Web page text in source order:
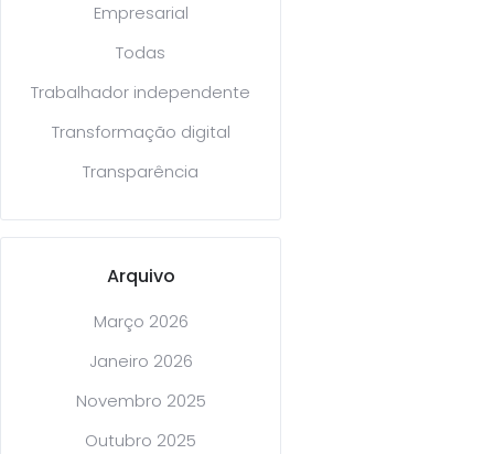
Empresarial
Todas
Trabalhador independente
Transformação digital
Transparência
Arquivo
Março 2026
Janeiro 2026
Novembro 2025
Outubro 2025